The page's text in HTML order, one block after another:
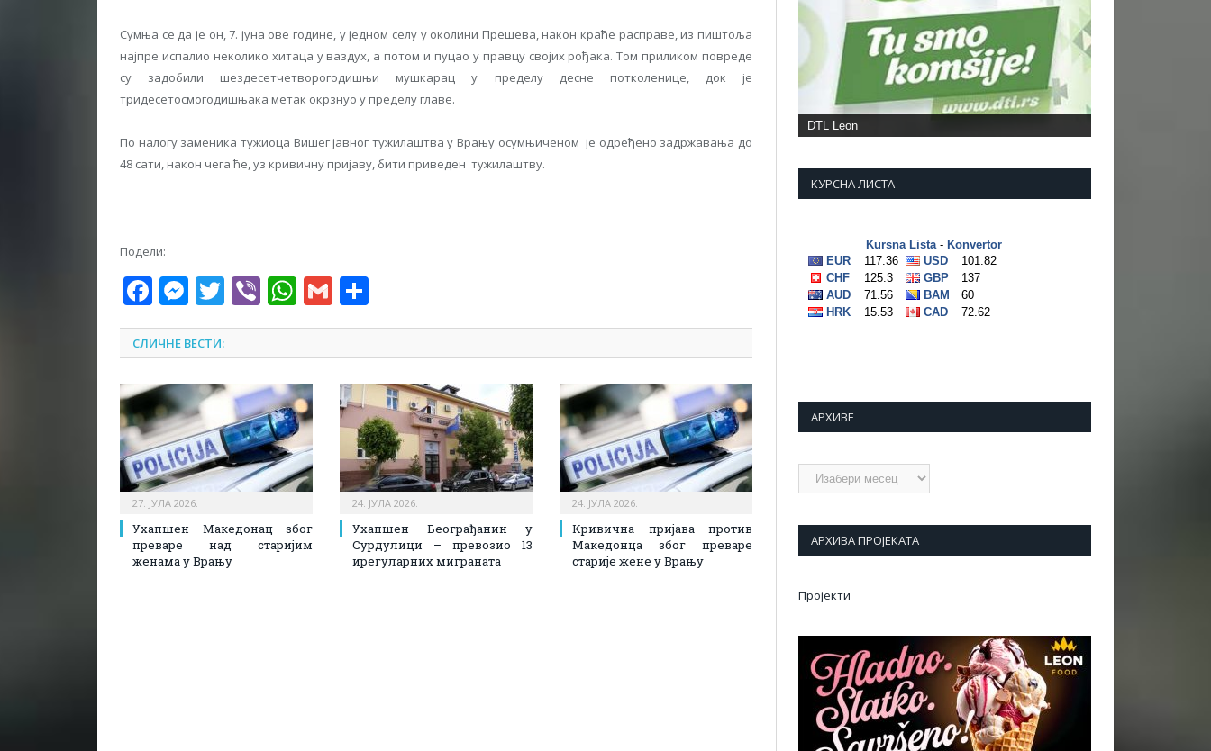
Сумња се да је он, 7. јуна ове године, у једном селу у околини Прешева, након краће расправе, из пиштоља
најпре испалио неколико хитаца у ваздух, а потом и пуцао у правцу својих рођака. Том приликом повреде
су задобили шездесетчетворогодишњи мушкарaц у пределу десне потколенице, док је
тридесетосмогодишњака метак окрзнуо у пределу главе.
По налогу заменика тужиоца Вишег јавног тужилаштва у Врању осумњиченом је одређено задржавања до
48 сати, након чега ће, уз кривичну пријаву, бити приведен тужилаштву.
Подели:
Facebook
Messenger
Twitter
ViberWhatsApp
Gmail
СЛИЧНЕ ВЕСТИ:
27. ЈУЛА 2026.
Ухапшен Македонац због
преваре над старијим
женама у Врању
24. ЈУЛА 2026.
Ухапшен Београђанин у
Сурдулици – превозио 13
ирегуларних миграната
24. ЈУЛА 2026.
Кривична пријава против
Македонца због преваре
старије жене у Врању
КУРСНА ЛИСТА
АРХИВЕ
Архиве
АРХИВА ПРОЈЕКАТА
Пројекти